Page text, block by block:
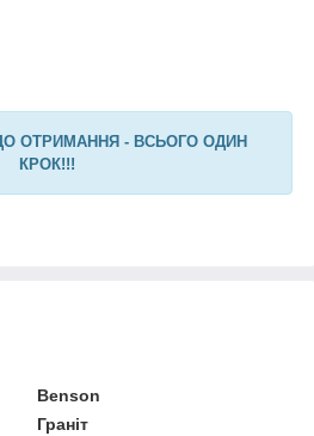
ОТРИМАННЯ - ВСЬОГО ОДИН
КРОК!!!
Benson
Граніт